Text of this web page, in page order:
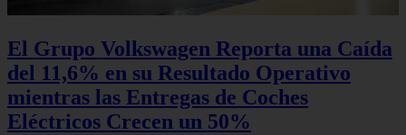
El Grupo Volkswagen Reporta una Caída
del 11,6% en su Resultado Operativo
mientras las Entregas de Coches
Eléctricos Crecen un 50%